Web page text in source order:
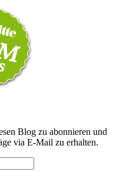
Blog zu abonnieren und
via E-Mail zu erhalten.